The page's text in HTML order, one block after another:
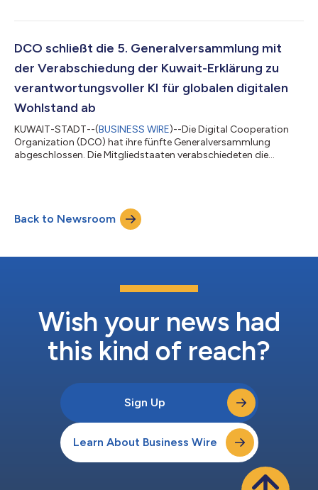
zu koordinierten Maßnahmen von Regierungen, Medien, dem
das Ergebnis eines Jahres intensiver multilateraler und
DCO schließt die 5. Generalversammlung mit
der Verabschiedung der Kuwait-Erklärung zu
verantwortungsvoller KI für globalen digitalen
Wohlstand ab
KUWAIT-STADT--(BUSINESS WIRE)--Die Digital Cooperation
Organization (DCO) hat ihre fünfte Generalversammlung
abgeschlossen. Die Mitgliedstaaten verabschiedeten die
digitalen Transformation im KI-Zeitalter. Die
Generalversammlung fand am 4. und 5. Februar 2026 unter
dem Vorsitz des Staates Kuwait statt und führte Minister und...
Back to Newsroom
Wish your news had
this kind of reach?
Sign Up
Learn About Business Wire